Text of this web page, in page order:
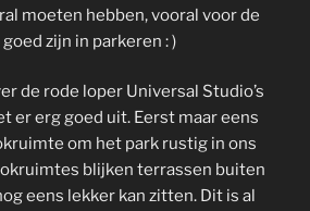
moeten hebben, vooral voor de
zijn in parkeren : )
de rode loper Universal Studio’s
er erg goed uit. Eerst maar eens
om het park rustig in ons
blijken terrassen buiten
eens lekker kan zitten. Dit is al